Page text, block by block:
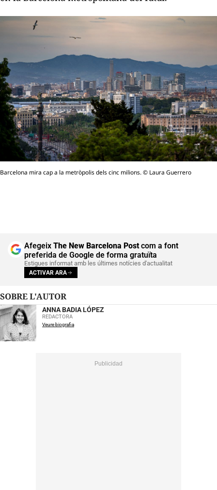
Barcelona mira cap a la metròpolis dels cinc milions. © Laura Guerrero
Afegeix The New Barcelona Postcom a font
preferida de Google de forma gratuïta
Estigues informat amb les últimes notícies d'actualitat
ACTIVAR ARA
SOBRE L'AUTOR
ANNA BADIA LÓPEZ
REDACTORA
Veure biografia